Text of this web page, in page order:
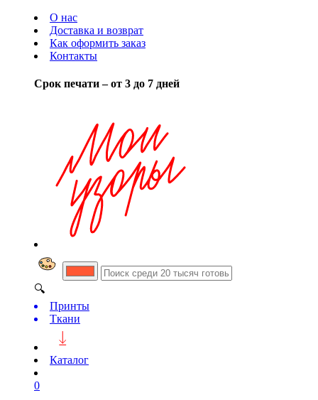
О нас
Доставка и возврат
Как оформить заказ
Контакты
Срок печати – от 3 до 7 дней
🔍
Принты
Ткани
Каталог
0